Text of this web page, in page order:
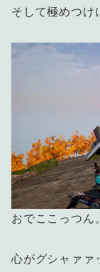
そして極めつけ
おでここっつん。
心がグシャァァ